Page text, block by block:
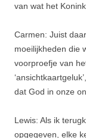
van wat het
Carmen: Juist
moeilijkheden die
voorproefje van
dat God in onze
Lewis: Als ik
opgegeven, elke